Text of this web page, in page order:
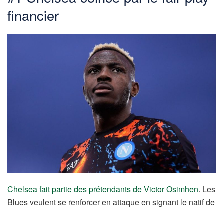
financier
Chelsea fait partie des prétendants de Victor Osimhen. Les
Blues veulent se renforcer en attaque en signant le natif de